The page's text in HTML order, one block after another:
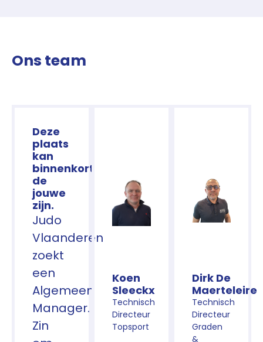
Ons team
Deze
plaats
kan
binnenkort
de
jouwe
zijn.
Judo
Vlaanderen
zoekt
een
Algemeen
Manager.
Zin
Koen
Sleeckx
Technisch
Directeur
Topsport
Dirk De
Maerteleire
Technisch
Directeur
Graden
&